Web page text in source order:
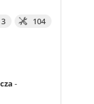
3 104
-